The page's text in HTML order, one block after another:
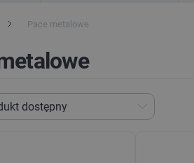
Pace metalowe